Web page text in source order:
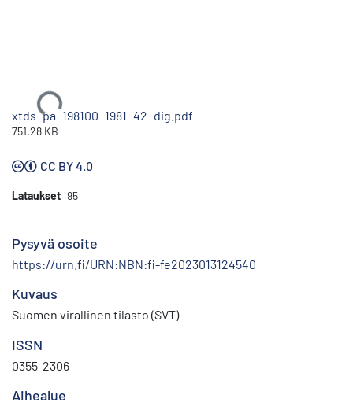
Ladataan...
xtds_pa_198100_1981_42_dig.pdf
751.28 KB
CC BY 4.0
Lataukset 95
Pysyvä osoite
https://urn.fi/URN:NBN:fi-fe2023013124540
Kuvaus
Suomen virallinen tilasto (SVT)
ISSN
0355-2306
Aihealue